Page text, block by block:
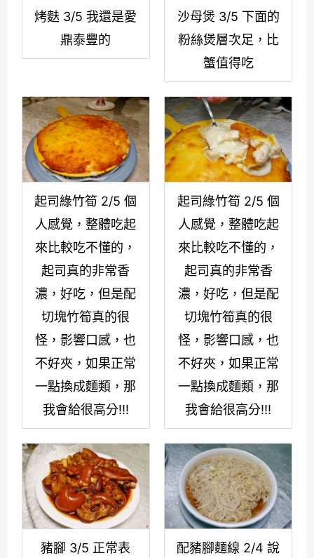
烤麩 3/5 我還是愛
鼎泰豐的
沙母煲 3/5 下面的
粉絲煲層次足，比
蟹值得吃
起司綠竹筍 2/5 個
人感覺，整體吃起
來比較吃不懂的，
起司真的非常香
濃，好吃，但是配
切塊竹筍真的很
怪，影響口感，也
不好夾，如果正常
一點換成麵類，那
我會給很高分!!!
起司綠竹筍 2/5 個
人感覺，整體吃起
來比較吃不懂的，
起司真的非常香
濃，好吃，但是配
切塊竹筍真的很
怪，影響口感，也
不好夾，如果正常
一點換成麵類，那
我會給很高分!!!
豬腳 3/5 正常表
配豬腳麵線 2/4 說